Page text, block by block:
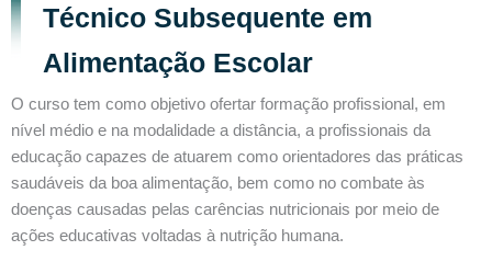
Técnico Subsequente em
Alimentação Escolar
O curso tem como objetivo ofertar formação profissional, em
nível médio e na modalidade a distância, a profissionais da
educação capazes de atuarem como orientadores das práticas
saudáveis da boa alimentação, bem como no combate às
doenças causadas pelas carências nutricionais por meio de
ações educativas voltadas à nutrição humana.